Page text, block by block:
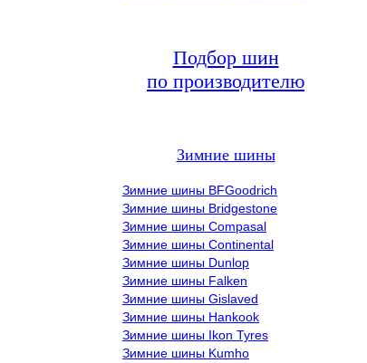
Подбор шин
по производителю
Зимние шины
Зимние шины BFGoodrich
Зимние шины Bridgestone
Зимние шины Compasal
Зимние шины Continental
Зимние шины Dunlop
Зимние шины Falken
Зимние шины Gislaved
Зимние шины Hankook
Зимние шины Ikon Tyres
Зимние шины Kumho